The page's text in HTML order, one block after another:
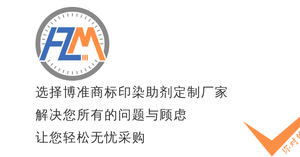
纺织品毛毯专用增稠剂
纺织品涂料粘合剂
纺织品防风剂
纺织品防沉淀分散剂
纺织品抗凝聚剂
纺织品速干剂
纺织品膨胀剂
选择博准商标印染助剂定制厂家
解决您所有的问题与顾虑
让您轻松无忧采购